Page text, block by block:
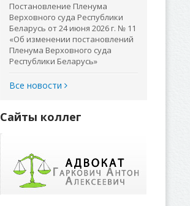
Постановление Пленума
Верховного суда Республики
Беларусь от 24 июня 2026 г. № 11
«Об изменении постановлений
Пленума Верховного суда
Республики Беларусь»
Все новости
Сайты коллег